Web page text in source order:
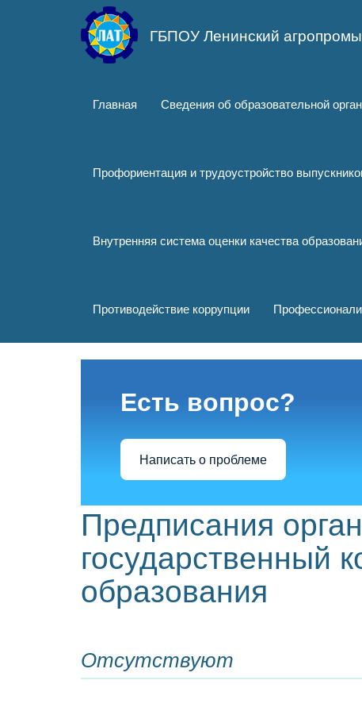
ГБПОУ Ленинский
Главная Сведения об образовательной
Профориентация и трудоустройство
Внутренняя система оценки качества
Противодействие коррупции
Есть вопрос?
Написать о проблеме
Предписания
государственный
образования
Отсутствуют